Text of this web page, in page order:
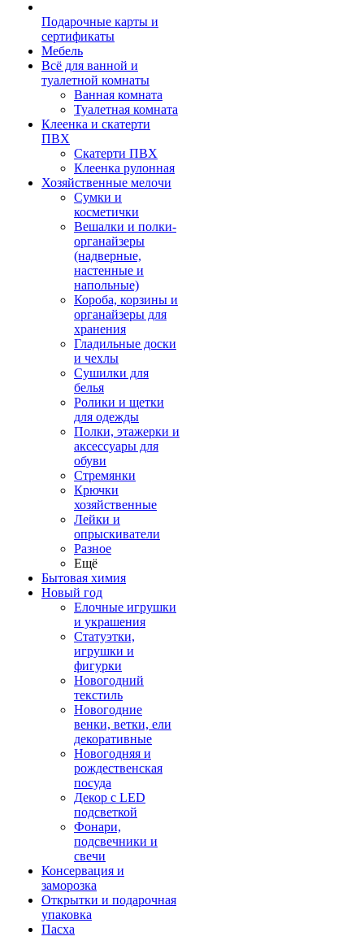
Подарочные карты и
сертификаты
Мебель
Всё для ванной и
туалетной комнаты
Ванная комната
Туалетная комната
Клеенка и скатерти
ПВХ
Скатерти ПВХ
Клеенка рулонная
Хозяйственные мелочи
Сумки и
косметички
Вешалки и полки-
органайзеры
(надверные,
настенные и
напольные)
Короба, корзины и
органайзеры для
хранения
Гладильные доски
и чехлы
Сушилки для
белья
Ролики и щетки
для одежды
Полки, этажерки и
аксессуары для
обуви
Стремянки
Крючки
хозяйственные
Лейки и
опрыскиватели
Разное
Ещё
Бытовая химия
Новый год
Елочные игрушки
и украшения
Статуэтки,
игрушки и
фигурки
Новогодний
текстиль
Новогодние
венки, ветки, ели
декоративные
Новогодняя и
рождественская
посуда
Декор с LED
подсветкой
Фонари,
подсвечники и
свечи
Консервация и
заморозка
Открытки и подарочная
упаковка
Пасха